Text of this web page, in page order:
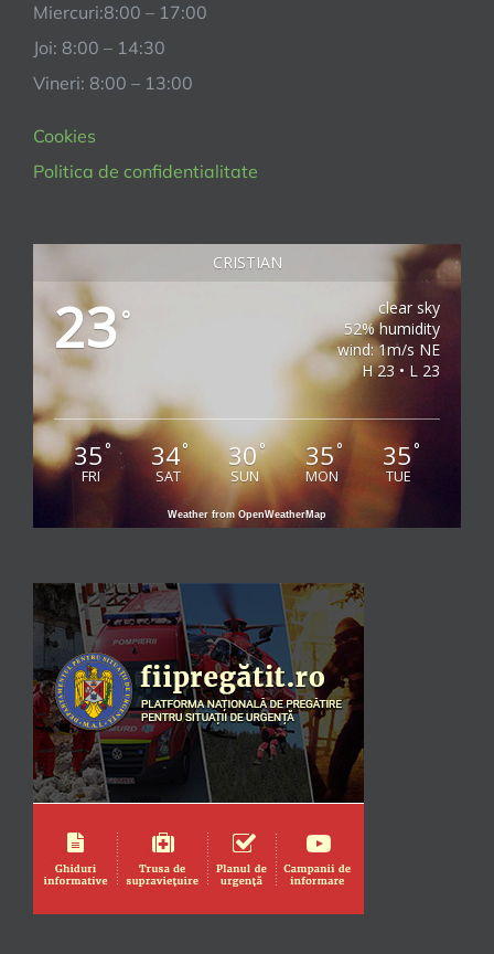
Miercuri:8:00 – 17:00
Joi: 8:00 – 14:30
Vineri: 8:00 – 13:00
Cookies
Politica de confidentialitate
CRISTIAN
23°
clear sky
52% humidity
wind: 1m/s NE
H 23 • L 23
35°
FRI
34°
SAT
30°
SUN
35°
MON
35°
TUE
Weather from OpenWeatherMap